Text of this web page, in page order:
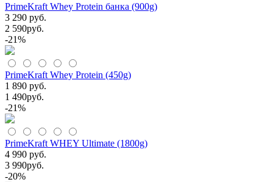
PrimeKraft Whey Protein банка (900g)
3 290 руб.
2 590руб.
-21%
PrimeKraft Whey Protein (450g)
1 890 руб.
1 490руб.
-21%
PrimeKraft WHEY Ultimate (1800g)
4 990 руб.
3 990руб.
-20%